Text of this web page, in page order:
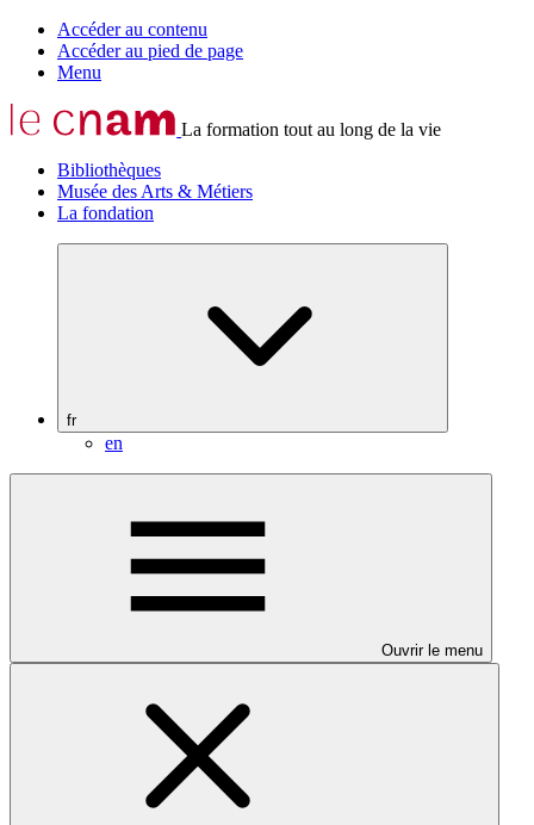
Accéder au contenu
Accéder au pied de page
Menu
La formation tout au long de la vie
Bibliothèques
Musée des Arts & Métiers
La fondation
fr
en
Ouvrir le menu